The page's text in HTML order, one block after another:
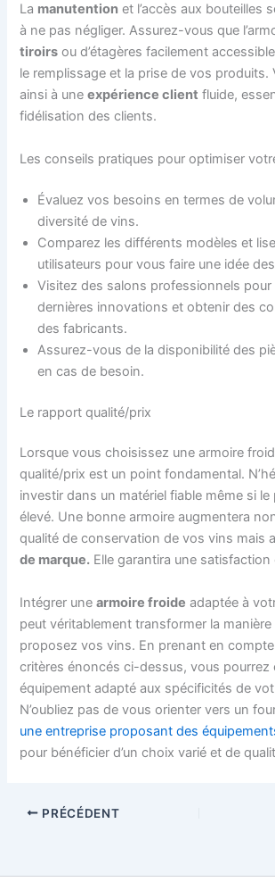
La manutention et l’accès aux bouteilles
à ne pas négliger. Assurez-vous que
tiroirs ou d’étagères facilement
le remplissage et la prise de vos produits.
ainsi à uneexpérience client fluide,
fidélisation des clients.
Les conseils pratiques pour optimiser
Évaluez vos besoins en termes de
diversité de vins.
Comparez les différents modèles et
utilisateurs pour vous faire une idée
Visitez des salons professionnels pour
dernières innovations et obtenir des
des fabricants.
Assurez-vous de la disponibilité des
en cas de besoin.
Le rapport qualité/prix
Lorsque vous choisissez une armoire
qualité/prix est un point fondamental.
investir dans un matériel fiable même si
élevé. Une bonne armoire augmentera
qualité de conservation de vos vins mais
de marque. Elle garantira une
Intégrer unearmoire froide adaptée à
peut véritablement transformer la
proposez vos vins. En prenant en
critères énoncés ci-dessus, vous pourrez
équipement adapté aux spécificités de
N’oubliez pas de vous orienter vers un
une entreprise proposant des
pour bénéficier d’un choix varié et de
PRÉCÉDENT